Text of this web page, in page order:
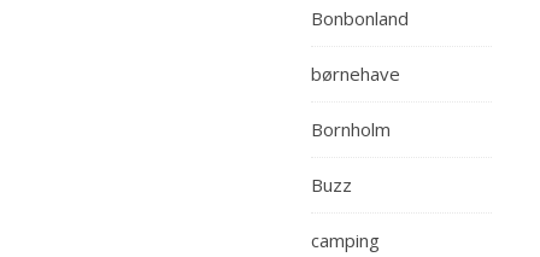
Bonbonland
børnehave
Bornholm
Buzz
camping